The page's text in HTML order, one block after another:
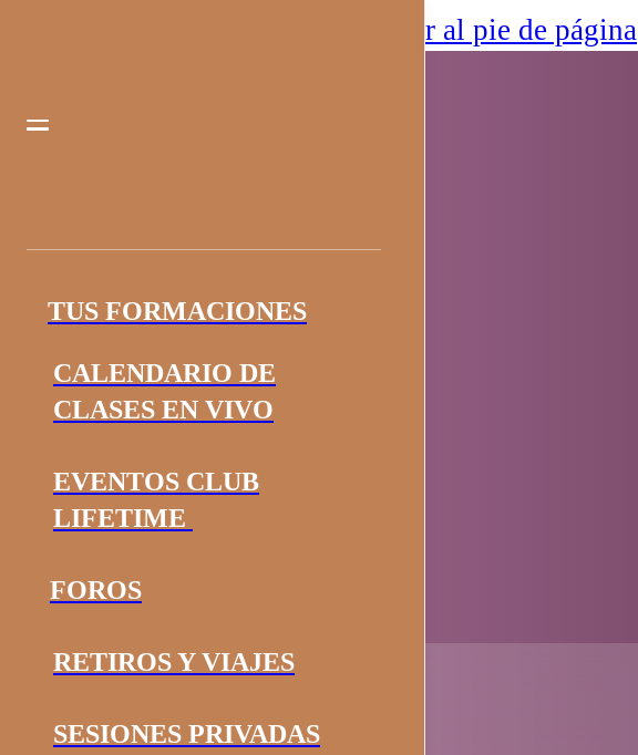
Saltar al pie de página
TUS FORMACIONES
CALENDARIO DE
CLASES EN VIVO
EVENTOS CLUB
LIFETIME
FOROS
RETIROS Y VIAJES
SESIONES PRIVADAS